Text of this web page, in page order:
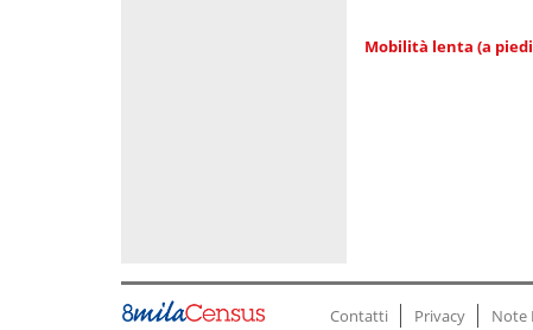
Mobilità lenta (a
Contatti Privacy Note